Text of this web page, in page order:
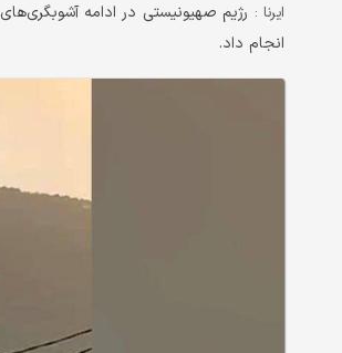
ایرنا : رژیم صهیونیستی در ادامه
انجام داد.